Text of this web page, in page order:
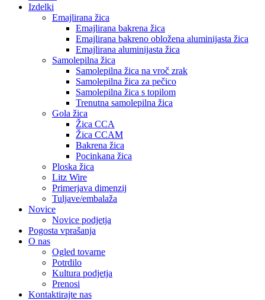
Izdelki
Emajlirana žica
Emajlirana bakrena žica
Emajlirana bakreno obložena aluminijasta žica
Emajlirana aluminijasta žica
Samolepilna žica
Samolepilna žica na vroč zrak
Samolepilna žica za pečico
Samolepilna žica s topilom
Trenutna samolepilna žica
Gola žica
Žica CCA
Žica CCAM
Bakrena žica
Pocinkana žica
Ploska žica
Litz Wire
Primerjava dimenzij
Tuljave/embalaža
Novice
Novice podjetja
Pogosta vprašanja
O nas
Ogled tovarne
Potrdilo
Kultura podjetja
Prenosi
Kontaktirajte nas